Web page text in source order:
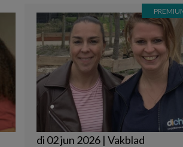
di 02 jun 2026 | Vakblad